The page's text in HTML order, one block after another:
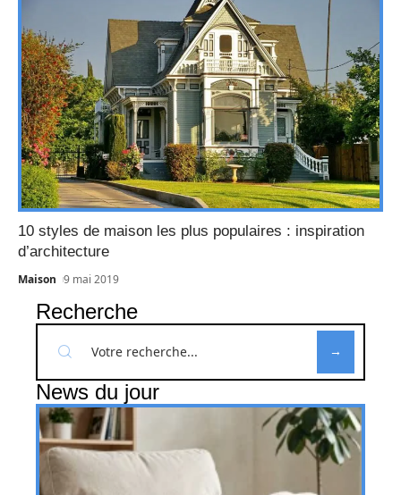
10 styles de maison les plus populaires : inspiration
d’architecture
Maison 9 mai 2019
Recherche
News du jour